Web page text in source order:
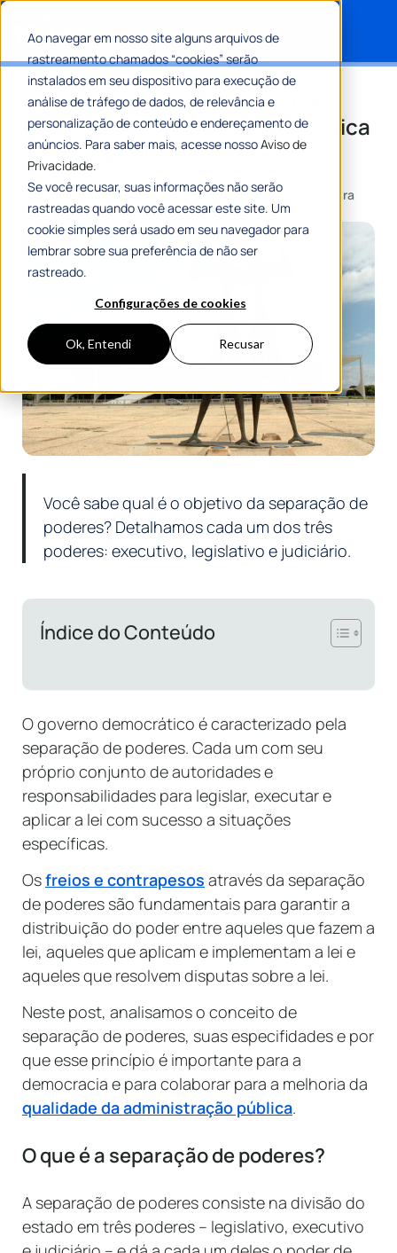
Ao navegar em nosso site alguns arquivos de
rastreamento chamados “cookies” serão
instalados em seu dispositivo para execução de
análise de tráfego de dados, de relevância e
personalização de conteúdo e endereçamento de
anúncios. Para saber mais, acesse nossoAviso de
Privacidade.
Se você recusar, suas informações não serão
rastreadas quando você acessar este site. Um
cookie simples será usado em seu navegador para
lembrar sobre sua preferência de não ser
rastreado.
Configurações de cookies
Ok, Entendi Recusar
Separação de poderes e suas
especificidades na gestão pública
municipal
Por Flávia Resende 17 Julho 2024 6 Min De Leitura
Você sabe qual é o objetivo da separação de
poderes? Detalhamos cada um dos três
poderes: executivo, legislativo e judiciário.
Índice do Conteúdo
O governo democrático é caracterizado pela
separação de poderes. Cada um com seu
próprio conjunto de autoridades e
responsabilidades para legislar, executar e
aplicar a lei com sucesso a situações
específicas.
Osfreios e contrapesos através da separação
de poderes são fundamentais para garantir a
distribuição do poder entre aqueles que fazem a
lei, aqueles que aplicam e implementam a lei e
aqueles que resolvem disputas sobre a lei.
Neste post, analisamos o conceito de
separação de poderes, suas especifidades e por
que esse princípio é importante para a
democracia e para colaborar para a melhoria da
qualidade da administração pública.
O que é a separação de poderes?
A separação de poderes consiste na divisão do
estado em três poderes – legislativo, executivo